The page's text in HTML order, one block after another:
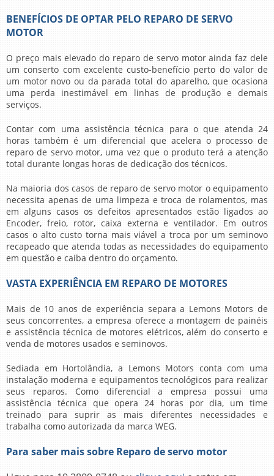
BENEFÍCIOS DE OPTAR PELO REPARO DE SERVO
MOTOR
O preço mais elevado do reparo de servo motorainda faz dele
um conserto com excelente custo-benefício perto do valor de
um motor novo ou da parada total do aparelho, que ocasiona
uma perda inestimável em linhas de produção e demais
serviços.
Contar com uma assistência técnica para o que atenda 24
horas também é um diferencial que acelera o processo de
reparo de servo motor, uma vez que o produto terá a atenção
total durante longas horas de dedicação dos técnicos.
Na maioria dos casos de reparo de servo motor o equipamento
necessita apenas de uma limpeza e troca de rolamentos, mas
em alguns casos os defeitos apresentados estão ligados ao
Encoder, freio, rotor, caixa externa e ventilador. Em outros
casos o alto custo torna mais viável a troca por um seminovo
recapeado que atenda todas as necessidades do equipamento
em questão e caiba dentro do orçamento.
VASTA EXPERIÊNCIA EM REPARO DE MOTORES
Mais de 10 anos de experiência separa a Lemons Motors de
seus concorrentes, a empresa oferece a montagem de painéis
e assistência técnica de motores elétricos, além do conserto e
venda de motores usados e seminovos.
Sediada em Hortolândia, a Lemons Motors conta com uma
instalação moderna e equipamentos tecnológicos para realizar
seus reparos. Como diferencial a empresa possui uma
assistência técnica que opera 24 horas por dia, um time
treinado para suprir as mais diferentes necessidades e
trabalha como autorizada da marca WEG.
Para saber mais sobre Reparo de servo motor